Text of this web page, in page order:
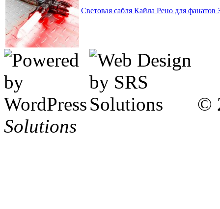
Световая сабля Кайла Рено для
©
Solutions